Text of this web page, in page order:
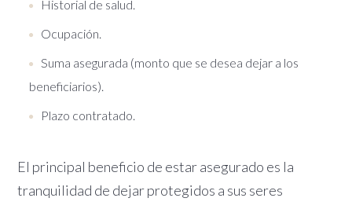
Historial de salud.
Ocupación.
Suma asegurada (monto que se desea dejar a los
beneficiarios).
Plazo contratado.
El principal beneficio de estar asegurado es la
tranquilidad de dejar protegidos a sus seres